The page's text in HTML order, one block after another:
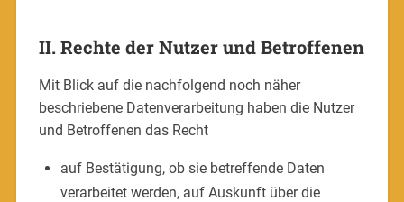
II. Rechte der Nutzer und Betroffenen
Mit Blick auf die nachfolgend noch näher
beschriebene Datenverarbeitung haben die Nutzer
und Betroffenen das Recht
auf Bestätigung, ob sie betreffende Daten
verarbeitet werden, auf Auskunft über die